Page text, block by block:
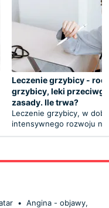
Leczenie grzybicy -
grzybicy, leki
zasady. Ile trwa?
Leczenie grzybicy, w
intensywnego rozwoju na
• Angina - objawy,